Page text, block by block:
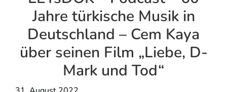
Jahre türkische Musik in
Deutschland – Cem Kaya
über seinen Film „Liebe, D-
Mark und Tod“